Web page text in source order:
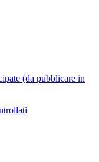
(da pubblicare in